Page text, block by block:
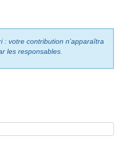
: votre contribution n’apparaîtra
les responsables.